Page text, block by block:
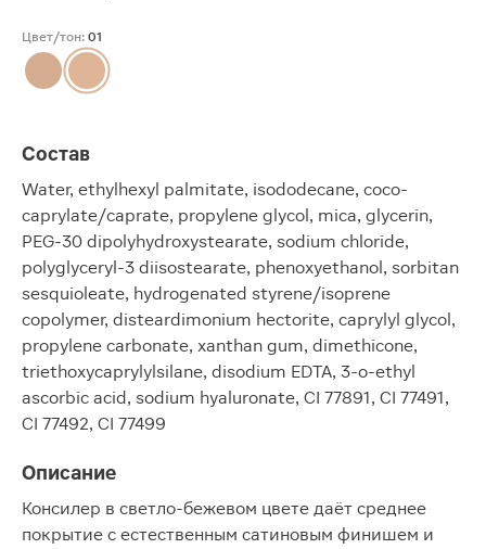
Цвет/тон: 01
Состав
Water, ethylhexyl palmitate, isododecane, coco-
caprylate/caprate, propylene glycol, mica, glycerin,
PEG-30 dipolyhydroxystearate, sodium chloride,
polyglyceryl-3 diisostearate, phenoxyethanol, sorbitan
sesquioleate, hydrogenated styrene/isoprene
copolymer, disteardimonium hectorite, caprylyl glycol,
propylene carbonate, xanthan gum, dimethicone,
triethoxycaprylylsilane, disodium EDTA, 3-o-ethyl
ascorbic acid, sodium hyaluronate, CI 77891, CI 77491,
CI 77492, CI 77499
Описание
Консилер в светло-бежевом цвете даёт среднее
покрытие с естественным сатиновым финишем и